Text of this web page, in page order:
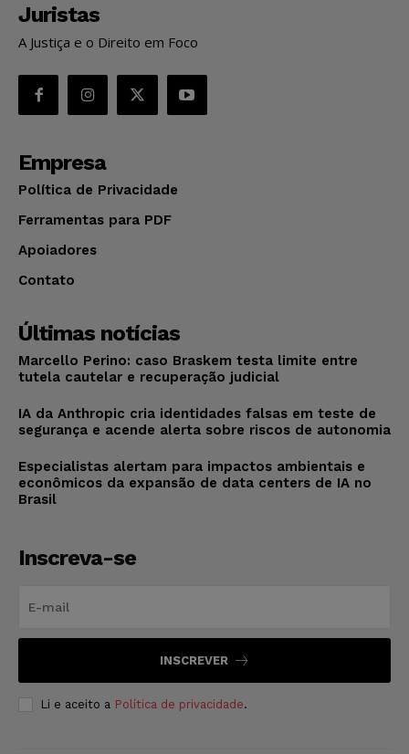
Juristas
A Justiça e o Direito em Foco
Empresa
Política de Privacidade
Ferramentas para PDF
Apoiadores
Contato
Últimas notícias
Marcello Perino: caso Braskem testa limite entre
tutela cautelar e recuperação judicial
IA da Anthropic cria identidades falsas em teste de
segurança e acende alerta sobre riscos de autonomia
Especialistas alertam para impactos ambientais e
econômicos da expansão de data centers de IA no
Brasil
Inscreva-se
INSCREVER
Li e aceito a Política de privacidade.